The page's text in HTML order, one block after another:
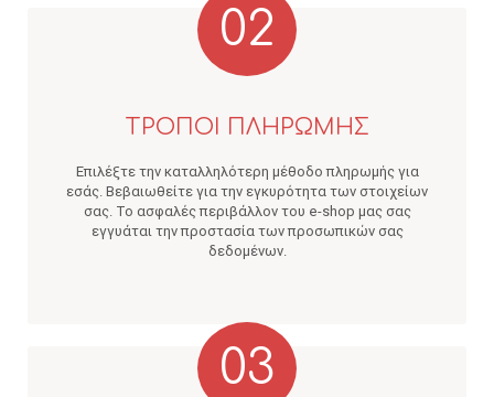
02
ΤΡΟΠΟΙ ΠΛΗΡΩΜΗΣ
Επιλέξτε την καταλληλότερη μέθοδο πληρωμής για
εσάς. Βεβαιωθείτε για την εγκυρότητα των στοιχείων
σας. Το ασφαλές περιβάλλον του e-shop μας σας
εγγυάται την προστασία των προσωπικών σας
δεδομένων.
03